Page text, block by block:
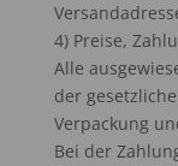
4) Preise,
Alle
der
Verpackung
Bei der